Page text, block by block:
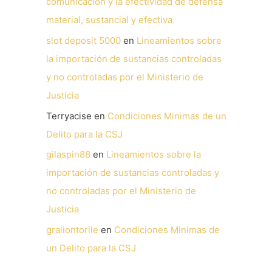
material, sustancial y efectiva.
slot deposit 5000 en Lineamientos sobre
la importación de sustancias controladas
y no controladas por el Ministerio de
Justicia
Terryacise en Condiciones Minimas de un
Delito para la CSJ
gilaspin88 en Lineamientos sobre la
importación de sustancias controladas y
no controladas por el Ministerio de
Justicia
graliontorile en Condiciones Minimas de
un Delito para la CSJ